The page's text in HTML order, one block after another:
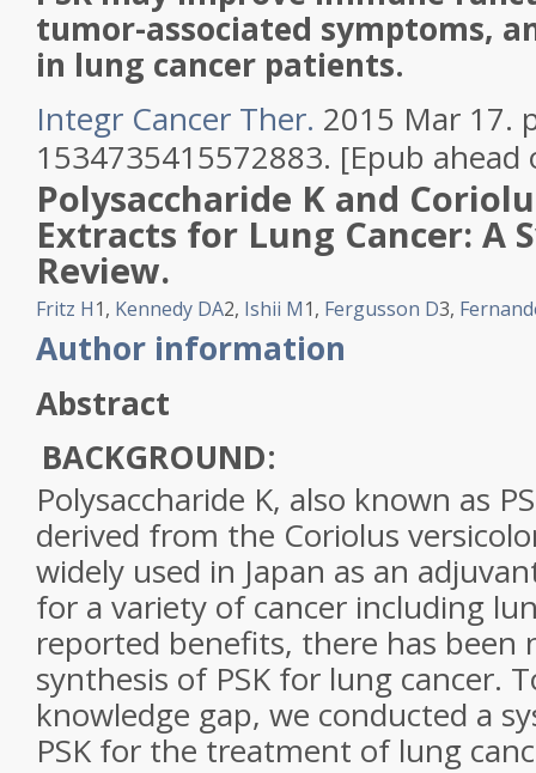
tumor-associated symptoms,
in lung cancer patients.
Integr Cancer Ther. 2015 Mar 17.
1534735415572883. [Epub
Polysaccharide K and
Extracts for Lung Cancer: A
Review.
Fritz H1, Kennedy DA2, Ishii M1, Fergusson D3,
Author information
Abstract
BACKGROUND:
Polysaccharide K, also known as
derived from the Coriolus
widely used in Japan as an
for a variety of cancer including
reported benefits, there has been
synthesis of PSK for lung cancer.
knowledge gap, we conducted a
PSK for the treatment of lung